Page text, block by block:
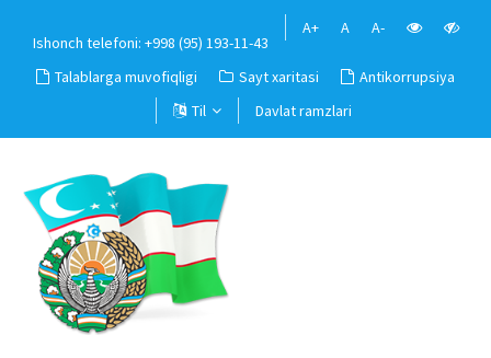
Ishonch telefoni: +998 (95) 193-11-43
A+ A A-
Talablarga muvofiqligi Sayt xaritasi
Antikorrupsiya
Til
Davlat ramzlari